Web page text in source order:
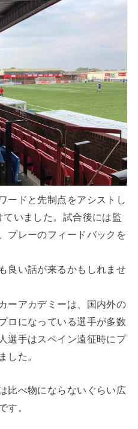
ードと先制点をアシストし
いました。試合後には監
プレーのフィードバックを
良い話が来るかもしれませ
ーアカデミーは、国内外の
ロになっている選手が多数
選手はスペイン遠征時にプ
した。
比べ物にならないぐらい広
す。